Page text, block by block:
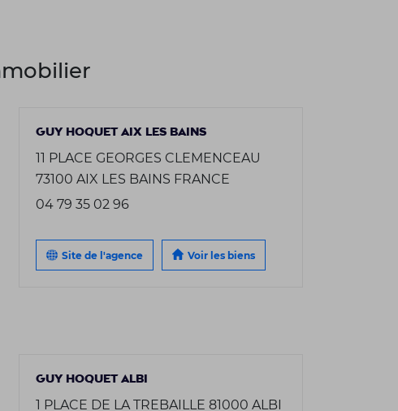
GUY HOQUET AIX LES BAINS
11 PLACE GEORGES CLEMENCEAU
73100 AIX LES BAINS FRANCE
04 79 35 02 96
Site de l'agence Voir les biens
GUY HOQUET ALBI
1 PLACE DE LA TREBAILLE 81000 ALBI